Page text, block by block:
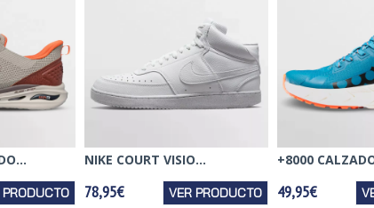
PRODUCTO
NIKE COURT VISIO...
78,95€ VER PRODUCTO
+8000
49,95€